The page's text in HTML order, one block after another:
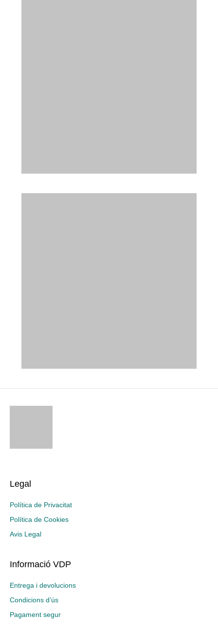
Legal
Política de Privacitat
Política de Cookies
Avis Legal
Informació VDP
Entrega i devolucions
Condicions d’ús
Pagament segur